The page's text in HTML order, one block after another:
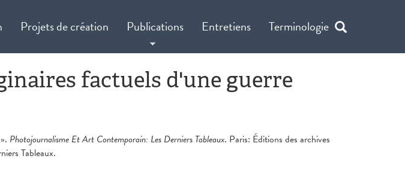
Projets de création Publications Entretiens Terminologie
factuels d'une guerre
». Photojournalisme Et Art Contemporain: Les Derniers Tableaux. Paris: Éditions des archives
Tableaux.